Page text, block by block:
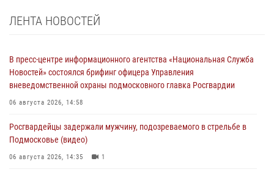
ЛЕНТА НОВОСТЕЙ
В пресс-центре информационного агентства «Национальная Служба
Новостей» состоялся брифинг офицера Управления
вневедомственной охраны подмосковного главка Росгвардии
06 августа 2026, 14:58
Росгвардейцы задержали мужчину, подозреваемого в стрельбе в
Подмосковье (видео)
06 августа 2026, 14:35 1